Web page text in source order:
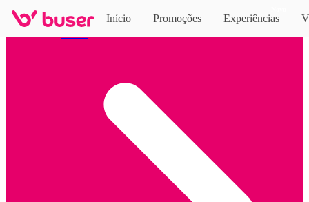
Início Promoções Experiências